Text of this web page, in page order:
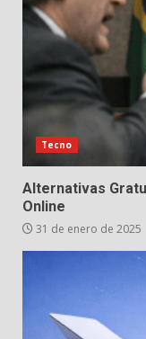
Tecno
Alternativas
Online
31 de enero de 2025